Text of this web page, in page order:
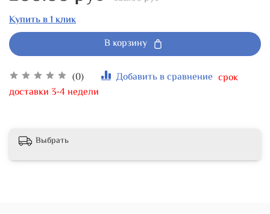
(0) Добавить в сравнение срок
доставки 3-4 недели
Купить в 1 клик
В корзину
Выбрать